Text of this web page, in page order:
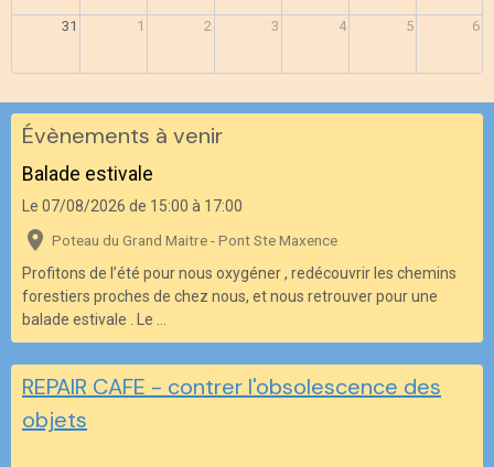
31 1 2 3 4 5 6
Évènements à venir
Balade estivale
Le 07/08/2026 de 15:00 à 17:00
Poteau du Grand Maitre - Pont Ste Maxence
Profitons de l’été pour nous oxygéner , redécouvrir les chemins
forestiers proches de chez nous, et nous retrouver pour une
balade estivale . Le ...
REPAIR CAFE - contrer l'obsolescence des
objets